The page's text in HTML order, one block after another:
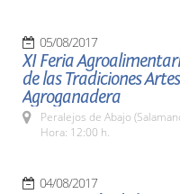
05/08/2017
XI Feria
de las Tradiciones
Agroganadera
Peralejos de Abajo
Hora: 12:00 h.
04/08/2017